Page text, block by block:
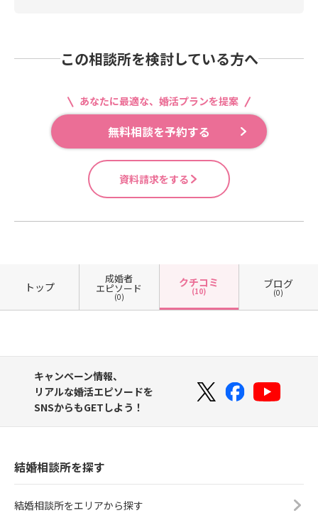
この相談所を検討している方へ
あなたに最適な、婚活プランを提案
無料相談を予約する
資料請求をする
トップ
成婚者
エピソード
(0)
クチコミ
(10)
ブログ
(0)
キャンペーン情報、
リアルな婚活エピソードを
SNSからもGETしよう！
結婚相談所を探す
結婚相談所をエリアから探す